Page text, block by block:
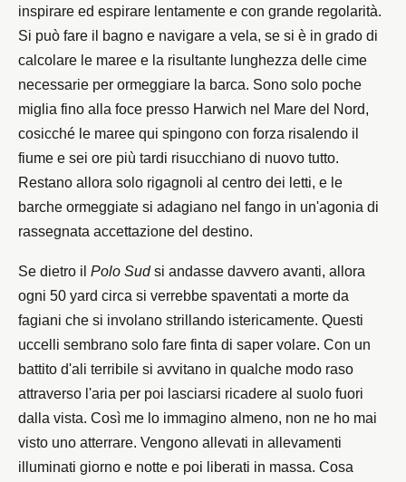
inspirare ed espirare lentamente e con grande regolarità.
Si può fare il bagno e navigare a vela, se si è in grado di
calcolare le maree e la risultante lunghezza delle cime
necessarie per ormeggiare la barca. Sono solo poche
miglia fino alla foce presso Harwich nel Mare del Nord,
cosicché le maree qui spingono con forza risalendo il
fiume e sei ore più tardi risucchiano di nuovo tutto.
Restano allora solo rigagnoli al centro dei letti, e le
barche ormeggiate si adagiano nel fango in un'agonia di
rassegnata accettazione del destino.
Se dietro ilPolo Sudsi andasse davvero avanti, allora
ogni 50 yard circa si verrebbe spaventati a morte da
fagiani che si involano strillando istericamente. Questi
uccelli sembrano solo fare finta di saper volare. Con un
battito d'ali terribile si avvitano in qualche modo raso
attraverso l'aria per poi lasciarsi ricadere al suolo fuori
dalla vista. Così me lo immagino almeno, non ne ho mai
visto uno atterrare. Vengono allevati in allevamenti
illuminati giorno e notte e poi liberati in massa. Cosa